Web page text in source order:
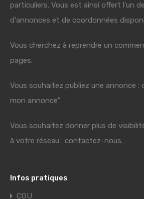
particuliers. Vous est ainsi offert l'un
d'annonces et de coordonnées
Vous cherchez à reprendre un
pages.
Vous souhaitez publiez une annonce :
mon annonce"
Vous souhaitez donner plus de
à votre réseau : contactez-nous.
Infos pratiques
CGU